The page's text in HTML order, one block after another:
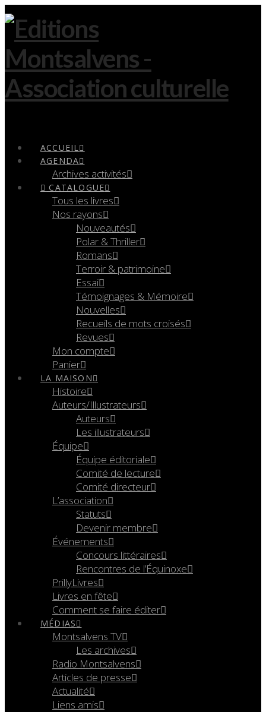
ACCUEIL
AGENDA
Archives activités
CATALOGUE
Tous les livres
Nos rayons
Nouveautés
Polar & Thriller
Romans
Terroir & patrimoine
Essai
Témoignages & Mémoire
Nouvelles
Recueils de mots croisés
Revues
Mon compte
Panier
LA MAISON
Histoire
Auteurs/Illustrateurs
Auteurs
Les illustrateurs
Équipe
Équipe éditoriale
Comité de lecture
Comité directeur
L’association
Statuts
Devenir membre
Événements
Concours littéraires
Rencontres de l’Équinoxe
PrillyLivres
Livres en fête
Comment se faire éditer
MÉDIAS
Montsalvens TV
Les archives
Radio Montsalvens
Articles de presse
Actualité
Liens amis